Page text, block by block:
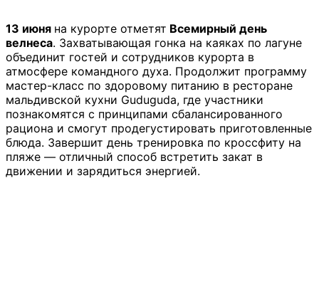
13 июня на курорте отметят Всемирный день
велнеса. Захватывающая гонка на каяках по лагуне
объединит гостей и сотрудников курорта в
атмосфере командного духа. Продолжит программу
мастер-класс по здоровому питанию в ресторане
мальдивской кухни Guduguda, где участники
познакомятся с принципами сбалансированного
рациона и смогут продегустировать приготовленные
блюда. Завершит день тренировка по кроссфиту на
пляже — отличный способ встретить закат в
движении и зарядиться энергией.